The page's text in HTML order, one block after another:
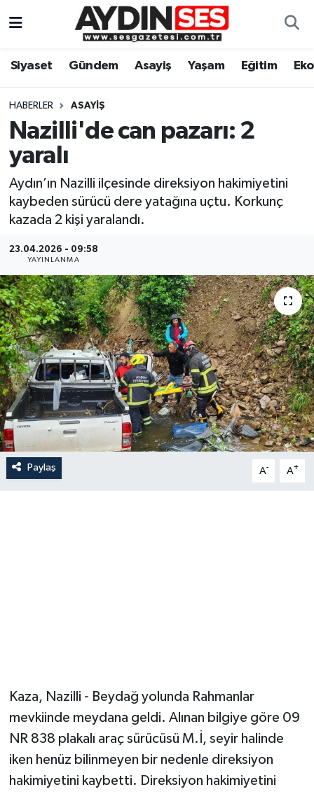
Siyaset Gündem Asayiş Yaşam Eğitim
HABERLER ASAYIŞ
Nazilli'de can pazarı: 2
yaralı
Aydın’ın Nazilli ilçesinde direksiyon hakimiyetini
kaybeden sürücü dere yatağına uçtu. Korkunç
kazada 2 kişi yaralandı.
23.04.2026 - 09:58
YAYINLANMA
Paylaş A- A+
Kaza, Nazilli - Beydağ yolunda Rahmanlar
mevkiinde meydana geldi. Alınan bilgiye göre 09
NR 838 plakalı araç sürücüsü M.İ, seyir halinde
iken henüz bilinmeyen bir nedenle direksiyon
hakimiyetini kaybetti. Direksiyon hakimiyetini
Gündem
Siyaset
Ekonomi
Yaşam
Spor
Aydın Hava Durumu
Aydin Namaz Vakitleri
Aydın Trafik Yoğunluk Haritası
Süper Lig Puan Durumu ve Fikstür
Haber Arşivi